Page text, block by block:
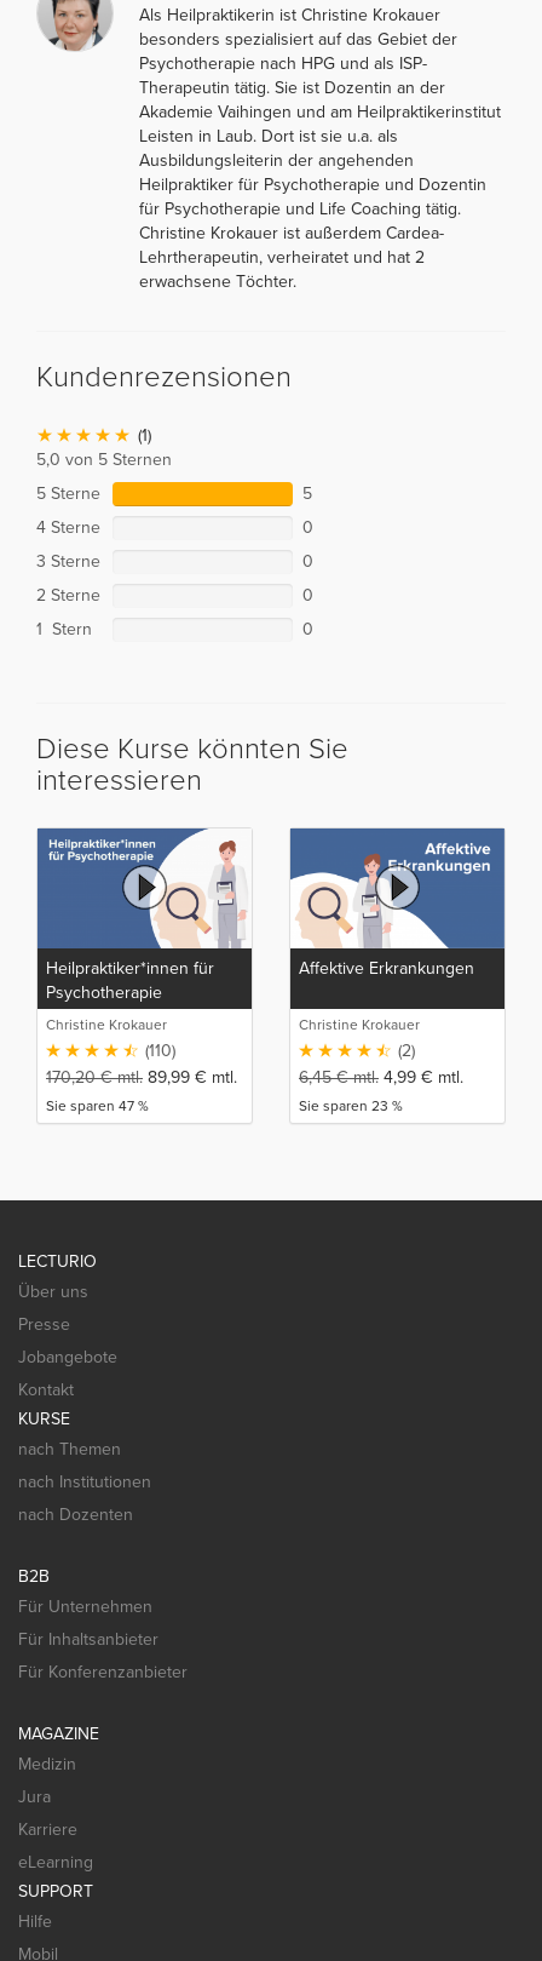
Als Heilpraktikerin ist Christine Krokauer
besonders spezialisiert auf das Gebiet der
Psychotherapie nach HPG und als ISP-
Therapeutin tätig. Sie ist Dozentin an der
Akademie Vaihingen und am Heilpraktikerinstitut
Leisten in Laub. Dort ist sie u.a. als
Ausbildungsleiterin der angehenden
Heilpraktiker für Psychotherapie und Dozentin
für Psychotherapie und Life Coaching tätig.
Christine Krokauer ist außerdem Cardea-
Lehrtherapeutin, verheiratet und hat 2
erwachsene Töchter.
Kundenrezensionen
(1)
5,0 von 5 Sternen
5 Sterne
5
4 Sterne
0
3 Sterne
0
2 Sterne
0
1 Stern
0
Diese Kurse könnten Sie
interessieren
Heilpraktiker*innen für
Psychotherapie
Christine Krokauer
(110)
170,20€mtl. 89,99 € mtl.
Sie sparen 47 %
Affektive Erkrankungen
Christine Krokauer
(2)
6,45€mtl. 4,99 € mtl.
Sie sparen 23 %
LECTURIO
Über uns
Presse
Jobangebote
Kontakt
KURSE
nach Themen
nach Institutionen
nach Dozenten
B2B
Für Unternehmen
Für Inhaltsanbieter
Für Konferenzanbieter
MAGAZINE
Medizin
Jura
Karriere
eLearning
SUPPORT
Hilfe
Mobil